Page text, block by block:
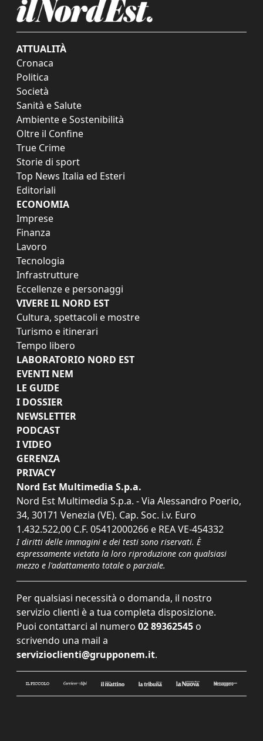
ATTUALITÀ
Cronaca
Politica
Società
Sanità e Salute
Ambiente e Sostenibilità
Oltre il Confine
True Crime
Storie di sport
Top News Italia ed Esteri
Editoriali
ECONOMIA
Imprese
Finanza
Lavoro
Tecnologia
Infrastrutture
Eccellenze e personaggi
VIVERE IL NORD EST
Cultura, spettacoli e mostre
Turismo e itinerari
Tempo libero
LABORATORIO NORD EST
EVENTI NEM
LE GUIDE
I DOSSIER
NEWSLETTER
PODCAST
I VIDEO
GERENZA
PRIVACY
Nord Est Multimedia S.p.a.
Nord Est Multimedia S.p.a. - Via Alessandro Poerio,
34, 30171 Venezia (VE). Cap. Soc. i.v. Euro
1.432.522,00 C.F. 05412000266 e REA VE-454332
I diritti delle immagini e dei testi sono riservati. È
espressamente vietata la loro riproduzione con qualsiasi
mezzo e l'adattamento totale o parziale.
Per qualsiasi necessità o domanda, il nostro
servizio clienti è a tua completa disposizione.
Puoi contattarci al numero 02 89362545 o
scrivendo una mail a
servizioclienti@grupponem.it.